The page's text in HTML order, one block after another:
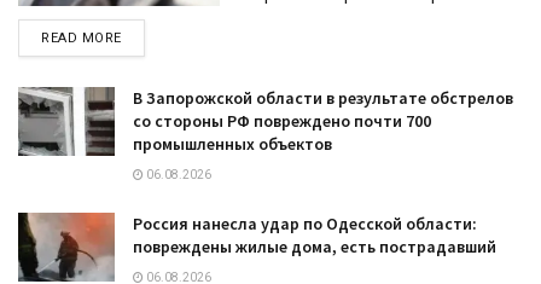
READ MOREDETAILS
В Запорожской области в результате обстрелов
со стороны РФ повреждено почти 700
промышленных объектов
06.08.2026
Россия нанесла удар по Одесской области:
повреждены жилые дома, есть пострадавший
06.08.2026